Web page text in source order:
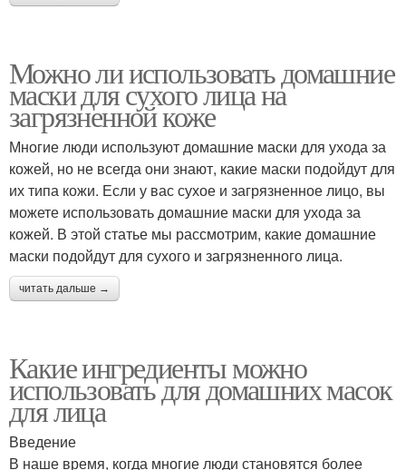
Можно ли использовать домашние
маски для сухого лица на
загрязненной коже
Многие люди используют домашние маски для ухода за
кожей, но не всегда они знают, какие маски подойдут для
их типа кожи. Если у вас сухое и загрязненное лицо, вы
можете использовать домашние маски для ухода за
кожей. В этой статье мы рассмотрим, какие домашние
маски подойдут для сухого и загрязненного лица.
читать дальше →
Какие ингредиенты можно
использовать для домашних масок
для лица
Введение
В наше время, когда многие люди становятся более